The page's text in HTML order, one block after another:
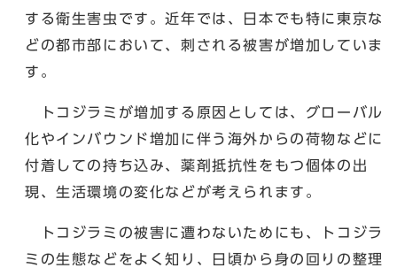
する衛生害虫です。近年では、日本でも特に東京な
どの都市部において、刺される被害が増加していま
す。
トコジラミが増加する原因としては、グローバル
化やインバウンド増加に伴う海外からの荷物などに
付着しての持ち込み、薬剤抵抗性をもつ個体の出
現、生活環境の変化などが考えられます。
トコジラミの被害に遭わないためにも、トコジラ
ミの生態などをよく知り、日頃から身の回りの整理